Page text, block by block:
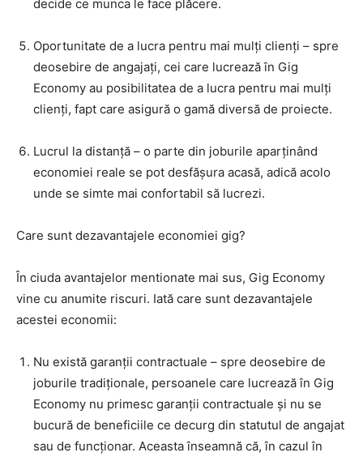
decide ce munca le face plăcere.
Oportunitate de a lucra pentru mai mulți clienți – spre
deosebire de angajați, cei care lucrează în Gig
Economy au posibilitatea de a lucra pentru mai mulți
clienți, fapt care asigură o gamă diversă de proiecte.
Lucrul la distanță – o parte din joburile aparținând
economiei reale se pot desfășura acasă, adică acolo
unde se simte mai confortabil să lucrezi.
Care sunt dezavantajele economiei gig?
În ciuda avantajelor mentionate mai sus, Gig Economy
vine cu anumite riscuri. Iată care sunt dezavantajele
acestei economii:
Nu există garanții contractuale – spre deosebire de
joburile tradiționale, persoanele care lucrează în Gig
Economy nu primesc garanții contractuale și nu se
bucură de beneficiile ce decurg din statutul de angajat
sau de funcționar. Aceasta înseamnă că, în cazul în